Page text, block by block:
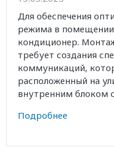
Для обеспечения
режима в
кондиционер.
требует создания
коммуникаций,
расположенный на
внутренним блоком
Подробнее